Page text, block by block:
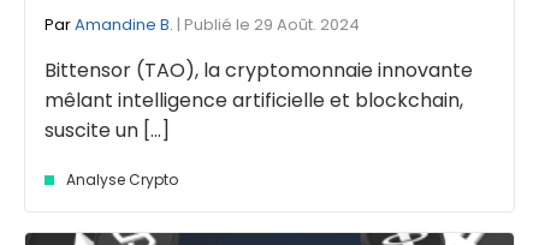
ParAmandine B. | Publié le 29 Août. 2024
Bittensor (TAO), la cryptomonnaie innovante
mêlant intelligence artificielle et blockchain,
suscite un [...]
Analyse Crypto